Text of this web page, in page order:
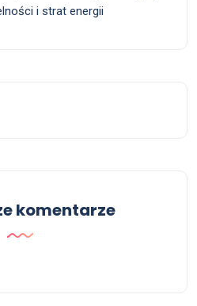
i strat energii
komentarze